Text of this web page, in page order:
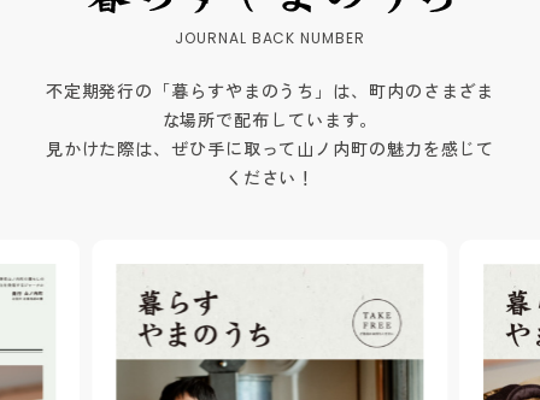
不定期発行の「暮らすやまのうち」は、町内のさまざま
な場所で配布しています。
見かけた際は、ぜひ手に取って山ノ内町の魅力を感じて
ください！